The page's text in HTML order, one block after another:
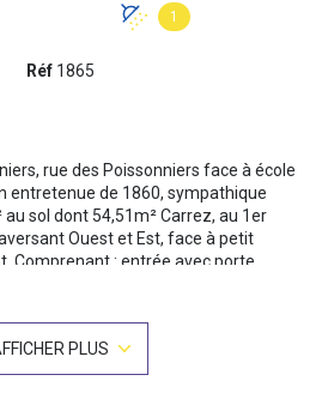
1
Réf 1865
rue des Poissonniers face à école
entretenue de 1860, sympathique
sol dont 54,51m² Carrez, au 1er
Ouest et Est, face à petit
Comprenant : entrée avec porte
fenêtre sur cour, 2 chambres dont 1
avec sèche serviette et wc. 1 grande
parking à vendre ou à louer dans
PLUS